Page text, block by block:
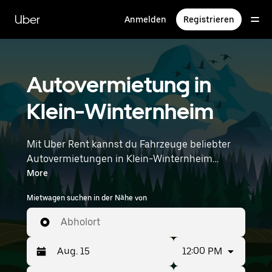
zum
Hauptinhalt
Uber Anmelden Registrieren
Autovermietung in
Klein-Winternheim
Mit Uber Rent kannst du Fahrzeuge beliebter
Autovermietungen in Klein-Winternheim
durchstöbern. Von Elektroautos über
Limousinen bis hin zu SUVs stehen dir
Fahrzeuge zur Auswahl, die sowohl für
Alleinreisende als auch für Gruppen mit bis zu
7 Personen geeignet sind. Gib deine Zeit- und
Standortangaben (z. B. Frankfurt Airport) ein,
um Autovermietungen in deiner Nähe zu
More
Mietwagen suchen in der Nähe von
Abholort
12:00 PM